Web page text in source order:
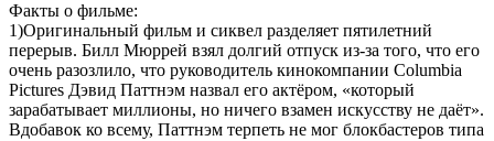
Факты о фильме:
1)Оригинальный фильм и сиквел разделяет пятилетний
перерыв. Билл Мюррей взял долгий отпуск из-за того, что его
очень разозлило, что руководитель кинокомпании Columbia
Pictures Дэвид Паттнэм назвал его актёром, «который
зарабатывает миллионы, но ничего взамен искусству не даёт».
Вдобавок ко всему, Паттнэм терпеть не мог блокбастеров типа